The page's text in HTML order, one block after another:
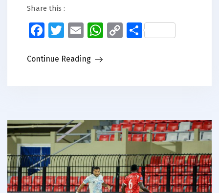
Share this :
Facebook
Twitter
EmailWhatsApp
CopyShare
Continue Reading